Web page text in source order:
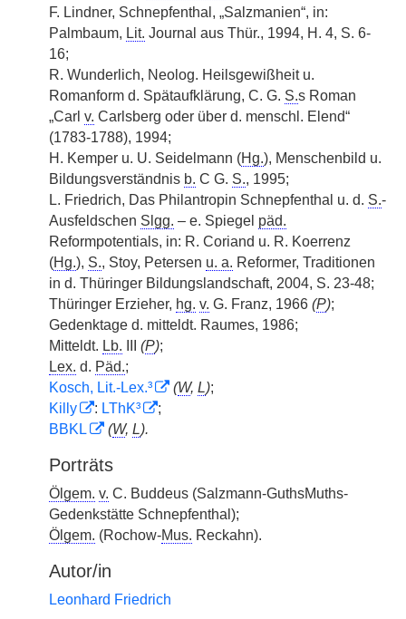
F. Lindner, Schnepfenthal, „Salzmanien“, in:
Palmbaum, Lit. Journal aus Thür., 1994, H. 4, S. 6-
16;
R. Wunderlich, Neolog. Heilsgewißheit u.
Romanform d. Spätaufklärung, C. G. S.s Roman
„Carl v. Carlsberg oder über d. menschl. Elend“
(1783-1788), 1994;
H. Kemper u. U. Seidelmann (Hg.), Menschenbild u.
Bildungsverständnis b. C G. S., 1995;
L. Friedrich, Das Philantropin Schnepfenthal u. d. S.-
Ausfeldschen Slgg. – e. Spiegel päd.
Reformpotentials, in: R. Coriand u. R. Koerrenz
(Hg.), S., Stoy, Petersen u. a. Reformer, Traditionen
in d. Thüringer Bildungslandschaft, 2004, S. 23-48;
Thüringer Erzieher, hg. v. G. Franz, 1966 (P);
Gedenktage d. mitteldt. Raumes, 1986;
Mitteldt. Lb. (P);
Lex. d. Päd.;
Kosch, Lit.-Lex.³
(W, L);
Killy
: LThK³
;
BBKL
(W, L).
Porträts
Ölgem. v. C. Buddeus (Salzmann-GuthsMuths-
Gedenkstätte Schnepfenthal);
Ölgem. (Rochow-Mus. Reckahn).
Autor/in
Leonhard Friedrich